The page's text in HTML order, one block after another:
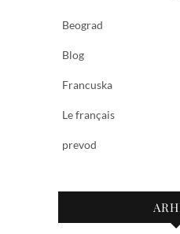
Beograd
Blog
Francuska
Le français
prevod